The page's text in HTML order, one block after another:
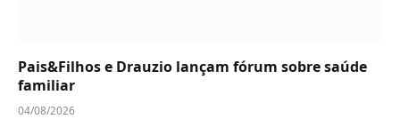
Pais&Filhos e Drauzio lançam fórum sobre saúde
familiar
04/08/2026